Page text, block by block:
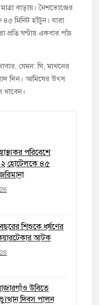
গণঅভ্যুত্থানের সকল
বাড়ায়। নৈশভোজের
মিনিট হাঁটুন। যারা
প্রতি ঘণ্টায় একবার পাঁচ
যেমন: ঘি, মাখনের
দিন। আমিষের উৎস
খাবেন।
পরিবেশে
২ হোটেলকে ৪৫
শিশুকে ধর্ষণের
আটক
উবিতে
দিবস পালন